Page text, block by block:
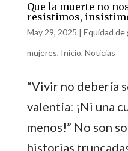
Que la muerte no
resistimos,
May 29, 2025 | Equidad de
mujeres, Inicio, Noticias
“Vivir no debería
valentía: ¡Ni una
menos!” No son
historias